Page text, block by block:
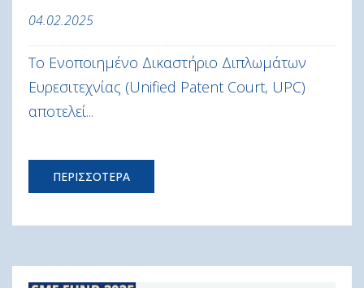
04.02.2025
Το Ενοποιημένο Δικαστήριο Διπλωμάτων
Ευρεσιτεχνίας (Unified Patent Court, UPC)
αποτελεί...
ΠΕΡΙΣΣΟΤΕΡΑ